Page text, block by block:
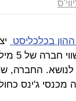
בכלכליסט
שטראוס